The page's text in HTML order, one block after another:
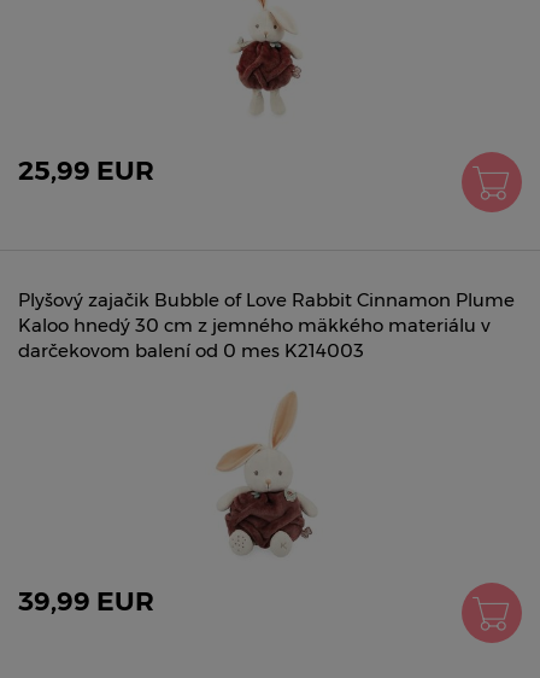
25,99 EUR
Plyšový zajačik Bubble of Love Rabbit Cinnamon Plume
Kaloo hnedý 30 cm z jemného mäkkého materiálu v
darčekovom balení od 0 mes K214003
39,99 EUR